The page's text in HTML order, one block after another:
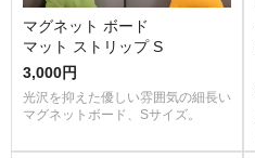
マグネット ボード
マット ストリップ S
3,000円
光沢を抑えた優しい雰囲気の細長い
マグネットボード、Sサイズ。